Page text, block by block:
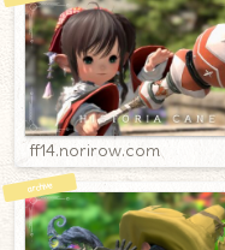
ff14.norirow.com